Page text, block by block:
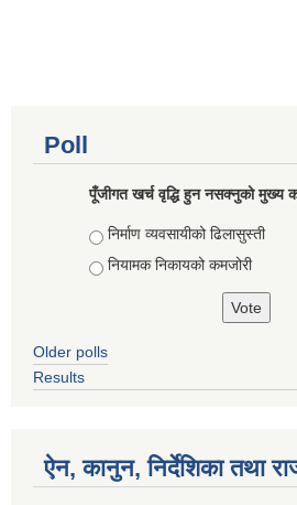
Poll
पूँजीगत खर्च वृद्धि हुन नसक्नुको मुख्य
Choices
निर्माण व्यवसायीको ढिलासुस्ती
नियामक निकायको कमजोरी
Older polls
Results
ऐन, कानुन, निर्देशिका तथा